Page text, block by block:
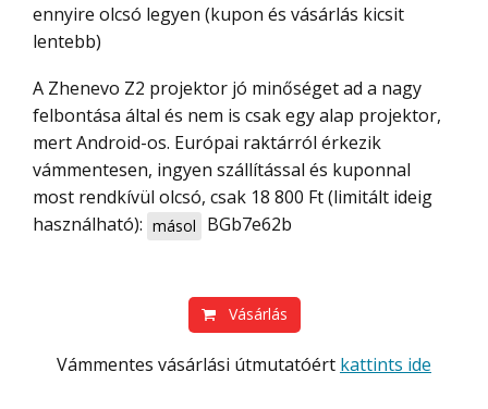
ennyire olcsó legyen (kupon és vásárlás kicsit
lentebb)
A Zhenevo Z2 projektor jó minőséget ad a nagy
felbontása által és nem is csak egy alap projektor,
mert Android-os. Európai raktárról érkezik
vámmentesen, ingyen szállítással és kuponnal
most rendkívül olcsó, csak 18 800 Ft (limitált ideig
használható): másol BGb7e62b
Vásárlás
Vámmentes vásárlási útmutatóért kattints ide